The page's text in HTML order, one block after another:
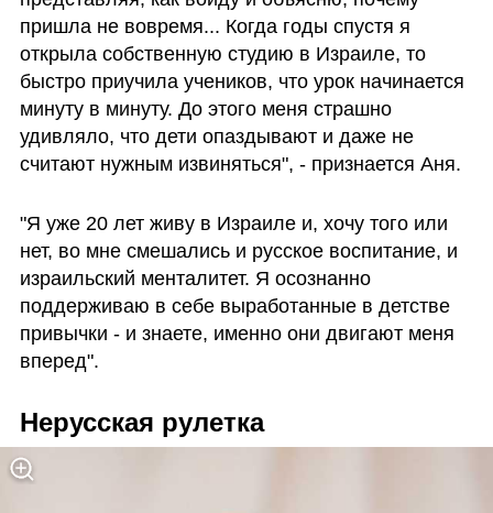
пришла не вовремя... Когда годы спустя я
открыла собственную студию в Израиле, то
быстро приучила учеников, что урок начинается
минуту в минуту. До этого меня страшно
удивляло, что дети опаздывают и даже не
считают нужным извиняться", - признается Аня.
"Я уже 20 лет живу в Израиле и, хочу того или
нет, во мне смешались и русское воспитание, и
израильский менталитет. Я осознанно
поддерживаю в себе выработанные в детстве
привычки - и знаете, именно они двигают меня
вперед".
Нерусская рулетка